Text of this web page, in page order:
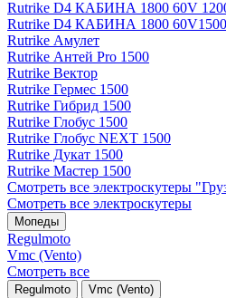
Rutrike D4 КАБИНА 1800 60V
Rutrike D4 КАБИНА 1800
Rutrike Амулет
Rutrike Антей Pro 1500
Rutrike Вектор
Rutrike Гермес 1500
Rutrike Гибрид 1500
Rutrike Глобус 1500
Rutrike Глобус NEXT 1500
Rutrike Дукат 1500
Rutrike Мастер 1500
Смотреть все электро­скутеры
Смотреть все электро­скутеры
Мопеды
Regulmoto
Vmc (Vento)
Смотреть все
Regulmoto Vmc (Vento)